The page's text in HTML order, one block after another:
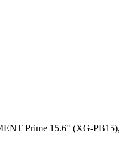
Prime 15.6" (XG-PB15),